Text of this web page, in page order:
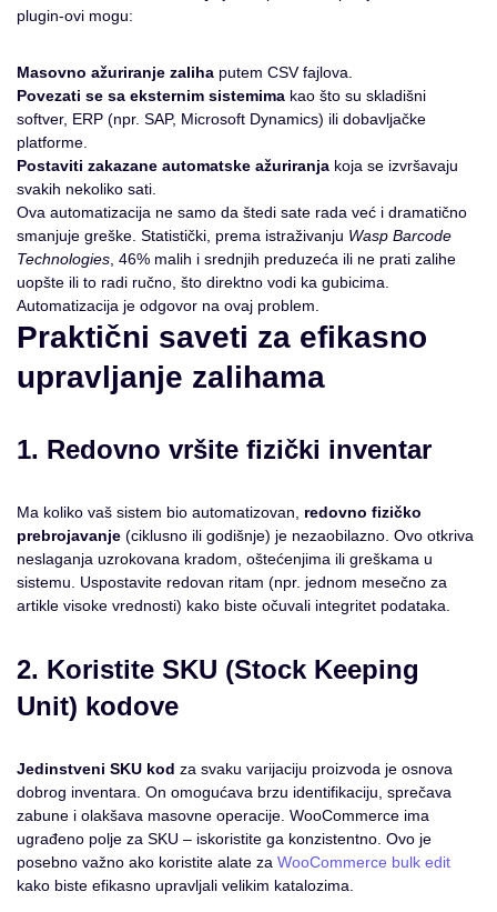
plugin-ovi mogu:
Masovno ažuriranje zaliha putem CSV fajlova.
Povezati se sa eksternim sistemima kao što su skladišni
softver, ERP (npr. SAP, Microsoft Dynamics) ili dobavljačke
platforme.
Postaviti zakazane automatske ažuriranja koja se izvršavaju
svakih nekoliko sati.
Ova automatizacija ne samo da štedi sate rada već i dramatično
smanjuje greške. Statistički, prema istraživanju Wasp Barcode
Technologies , 46% malih i srednjih preduzeća ili ne prati zalihe
uopšte ili to radi ručno, što direktno vodi ka gubicima.
Automatizacija je odgovor na ovaj problem.
Praktični saveti za efikasno
upravljanje zalihama
1. Redovno vršite fizički inventar
Ma koliko vaš sistem bio automatizovan, redovno fizičko
prebrojavanje (ciklusno ili godišnje) je nezaobilazno. Ovo otkriva
neslaganja uzrokovana kradom, oštećenjima ili greškama u
sistemu. Uspostavite redovan ritam (npr. jednom mesečno za
artikle visoke vrednosti) kako biste očuvali integritet podataka.
2. Koristite SKU (Stock Keeping
Unit) kodove
Jedinstveni SKU kod za svaku varijaciju proizvoda je osnova
dobrog inventara. On omogućava brzu identifikaciju, sprečava
zabune i olakšava masovne operacije. WooCommerce ima
ugrađeno polje za SKU – iskoristite ga konzistentno. Ovo je
posebno važno ako koristite alate za WooCommerce bulk edit
kako biste efikasno upravljali velikim katalozima.